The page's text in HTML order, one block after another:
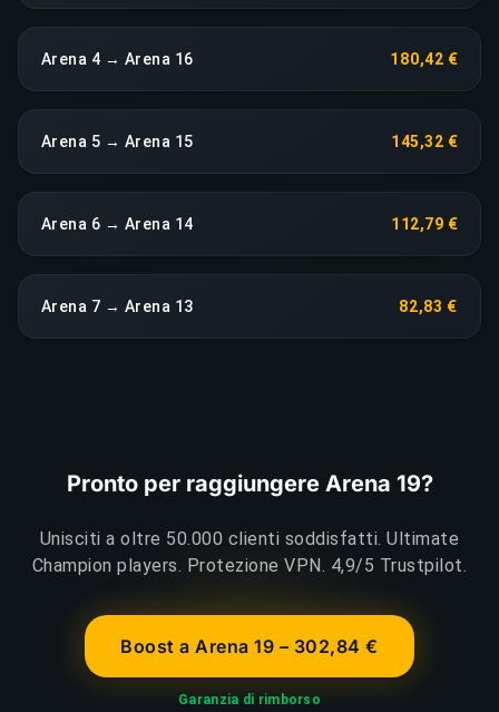
Arena 4 → Arena 16 180,42 €
Arena 5 → Arena 15 145,32 €
Arena 6 → Arena 14 112,79 €
Arena 7 → Arena 13 82,83 €
Pronto per raggiungere Arena 19?
Unisciti a oltre 50.000 clienti soddisfatti. Ultimate
Champion players. Protezione VPN. 4,9/5 Trustpilot.
Boost a Arena 19 – 302,84 €
Garanzia di rimborso